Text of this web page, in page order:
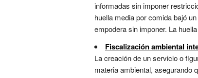
informadas sin imponer
huella media por comida bajó
empodera sin imponer. La
Fiscalización ambiental
La creación de un servicio o
materia ambiental, asegurando